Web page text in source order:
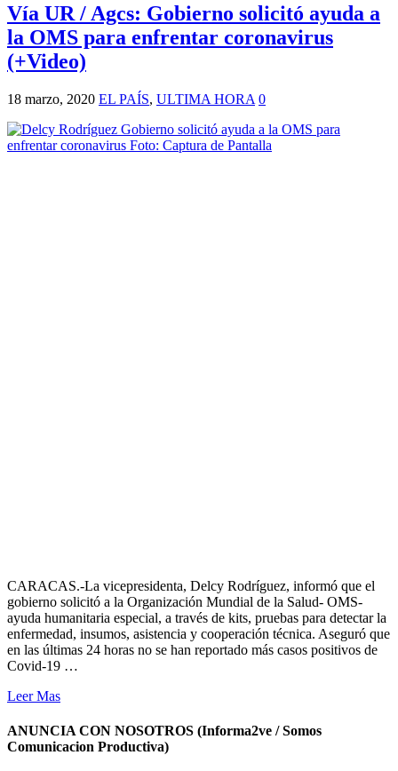
Vía UR / Agcs: Gobierno solicitó ayuda a
la OMS para enfrentar coronavirus
(+Video)
18 marzo, 2020 EL PAÍS, ULTIMA HORA 0
CARACAS.-La vicepresidenta, Delcy Rodríguez, informó que el
gobierno solicitó a la Organización Mundial de la Salud- OMS-
ayuda humanitaria especial, a través de kits, pruebas para detectar la
enfermedad, insumos, asistencia y cooperación técnica. Aseguró que
en las últimas 24 horas no se han reportado más casos positivos de
Covid-19 …
Leer Mas
ANUNCIA CON NOSOTROS (Informa2ve / Somos
Comunicacion Productiva)